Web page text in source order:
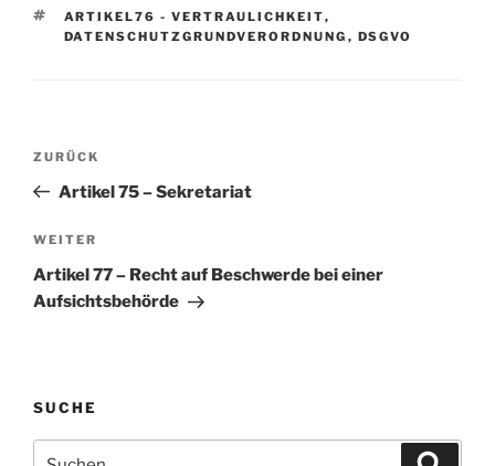
SCHLAGWÖRTER
ARTIKEL76 - VERTRAULICHKEIT,
DATENSCHUTZGRUNDVERORDNUNG , DSGVO
Beitragsnavigation
Vorheriger
Beitrag
ZURÜCK
Artikel 75 – Sekretariat
Nächster
Beitrag
WEITER
Artikel 77 – Recht auf Beschwerde bei einer
Aufsichtsbehörde
SUCHE